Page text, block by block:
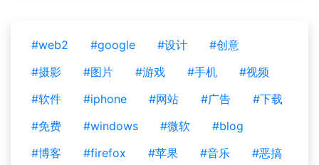
#web2 #google #设计
#创意
#摄影
#图片 #游戏 #手机
#视频
#软件
#iphone #网站 #广告
#下载
#免费
#windows #微软
#blog
#博客
#firefox #苹果 #音乐
#恶搞